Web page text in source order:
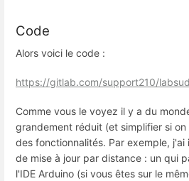
Code
Alors voici le code :
https://gitlab.com/support210/
Comme vous le voyez il y a du
grandement réduit (et simplifier si
des fonctionnalités. Par exemple, j'ai
de mise à jour par distance : un qui
l'IDE Arduino (si vous êtes sur le